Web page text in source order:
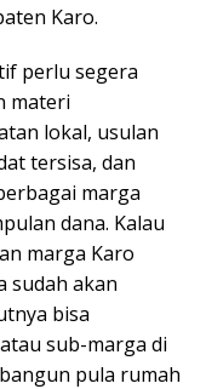
Karo.
perlu segera
materi
lokal, usulan
tersisa, dan
marga
dana. Kalau
marga Karo
sudah akan
bisa
sub-marga di
pula rumah